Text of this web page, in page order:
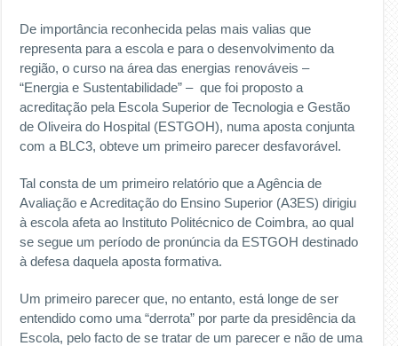
De importância reconhecida pelas mais valias que
representa para a escola e para o desenvolvimento da
região, o curso na área das energias renováveis –
“Energia e Sustentabilidade” – que foi proposto a
acreditação pela Escola Superior de Tecnologia e Gestão
de Oliveira do Hospital (ESTGOH), numa aposta conjunta
com a BLC3, obteve um primeiro parecer desfavorável.
Tal consta de um primeiro relatório que a Agência de
Avaliação e Acreditação do Ensino Superior (A3ES) dirigiu
à escola afeta ao Instituto Politécnico de Coimbra, ao qual
se segue um período de pronúncia da ESTGOH destinado
à defesa daquela aposta formativa.
Um primeiro parecer que, no entanto, está longe de ser
entendido como uma “derrota” por parte da presidência da
Escola, pelo facto de se tratar de um parecer e não de uma